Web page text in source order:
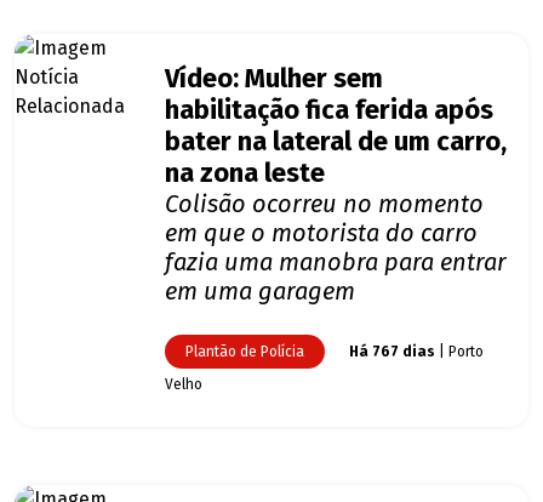
Vídeo: Mulher sem
habilitação fica ferida após
bater na lateral de um carro,
na zona leste
Colisão ocorreu no momento
em que o motorista do carro
fazia uma manobra para entrar
em uma garagem
Plantão de Polícia Há 767 dias | Porto
Velho